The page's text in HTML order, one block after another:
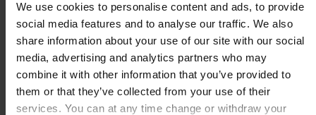
We use cookies to personalise content and ads, to provide
social media features and to analyse our traffic. We also
share information about your use of our site with our social
media, advertising and analytics partners who may
combine it with other information that you’ve provided to
them or that they’ve collected from your use of their
services. You can at any time change or withdraw your
Foundling Museum
“一处讲述慈善、儿童与艺术交织故事的博物
馆”